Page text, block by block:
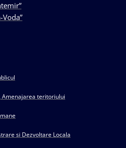
teritoriului
si Dezvoltare Locala